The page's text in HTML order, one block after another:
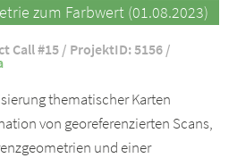
zum Farbwert (01.08.2023)
Call #15 / ProjektID: 5156 /
thematischer Karten
von georeferenzierten Scans,
und einer